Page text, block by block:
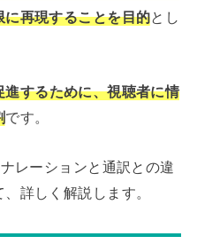
再現することを目的とし
するために、視聴者に情
です。
レーションと通訳との違
詳しく解説します。